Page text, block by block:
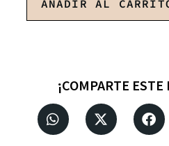
AÑADIR AL
¡COMPARTE